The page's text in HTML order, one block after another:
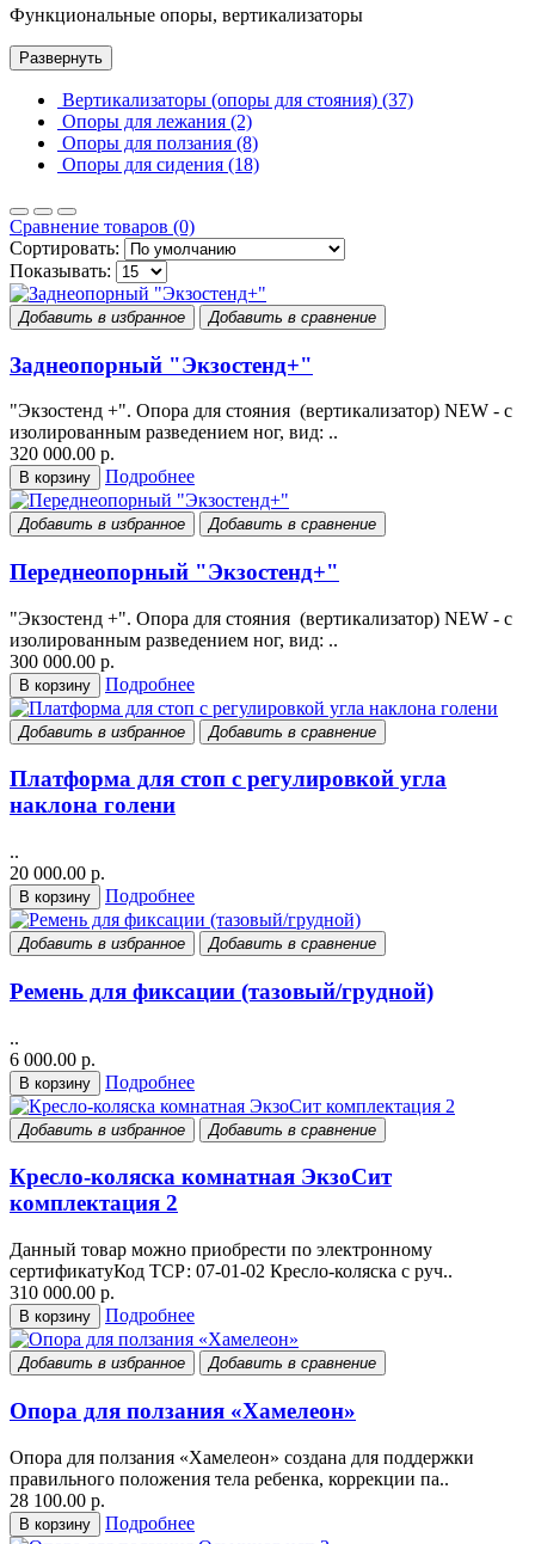
Функциональные опоры, вертикализаторы
Развернуть
Вертикализаторы (опоры для стояния) (37)
Опоры для лежания (2)
Опоры для ползания (8)
Опоры для сидения (18)
Сравнение товаров (0)
Сортировать:
Показывать:
Добавить в избранное Добавить в сравнение
Заднеопорный "Экзостенд+"
"Экзостенд +". Опора для стояния (вертикализатор) NEW - с
изолированным разведением ног, вид: ..
320 000.00 р.
В корзину Подробнее
Добавить в избранное Добавить в сравнение
Переднеопорный "Экзостенд+"
"Экзостенд +". Опора для стояния (вертикализатор) NEW - с
изолированным разведением ног, вид: ..
300 000.00 р.
В корзину Подробнее
Добавить в избранное Добавить в сравнение
Платформа для стоп с регулировкой угла
наклона голени
..
20 000.00 р.
В корзину Подробнее
Добавить в избранное Добавить в сравнение
Ремень для фиксации (тазовый/грудной)
..
6 000.00 р.
В корзину Подробнее
Добавить в избранное Добавить в сравнение
Кресло-коляска комнатная ЭкзоСит
комплектация 2
Данный товар можно приобрести по электронному
сертификатуКод ТСР: 07-01-02 Кресло-коляска с руч..
310 000.00 р.
В корзину Подробнее
Добавить в избранное Добавить в сравнение
Опора для ползания «Хамелеон»
Опора для ползания «Хамелеон» создана для поддержки
правильного положения тела ребенка, коррекции па..
28 100.00 р.
В корзину Подробнее